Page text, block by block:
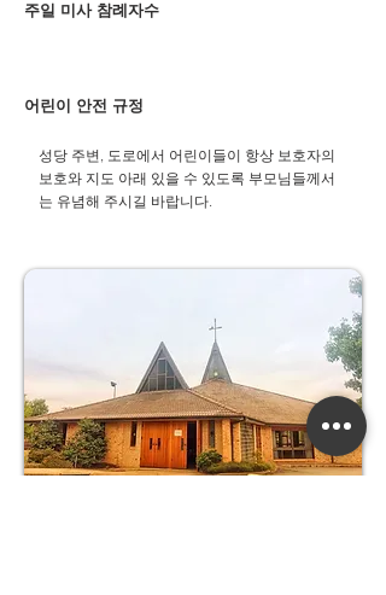
주일 미사 참례자수
어린이 안전 규정
성당 주변, 도로에서 어린이들이 항상 보호자의
보호와 지도 아래 있을 수 있도록 부모님들께서
는 유념해 주시길 바랍니다.​